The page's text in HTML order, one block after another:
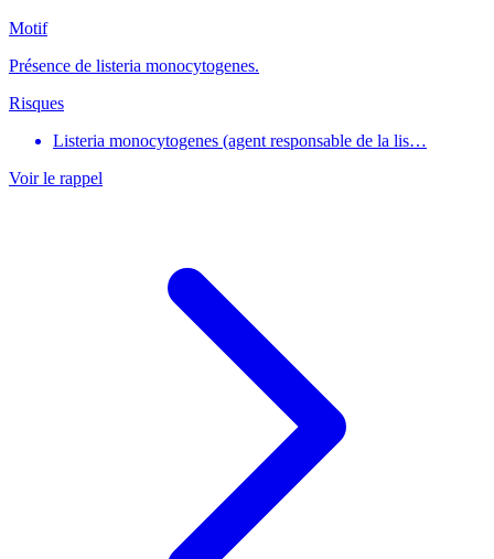
Motif
Présence de listeria monocytogenes.
Risques
Listeria monocytogenes (agent responsable de la lis…
Voir le rappel